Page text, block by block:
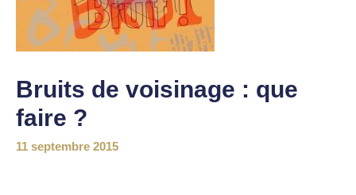
Bruits de voisinage : que
faire ?
11 septembre 2015